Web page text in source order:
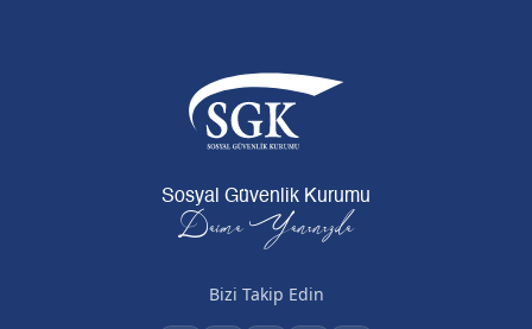
Sosyal Güvenlik Kurumu
Daima Yanınızda
Bizi Takip Edin